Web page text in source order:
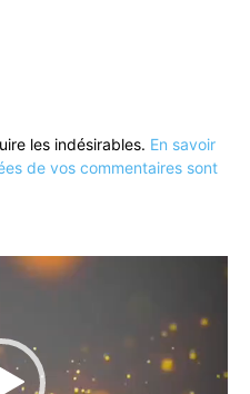
les indésirables. En savoir
de vos commentaires sont